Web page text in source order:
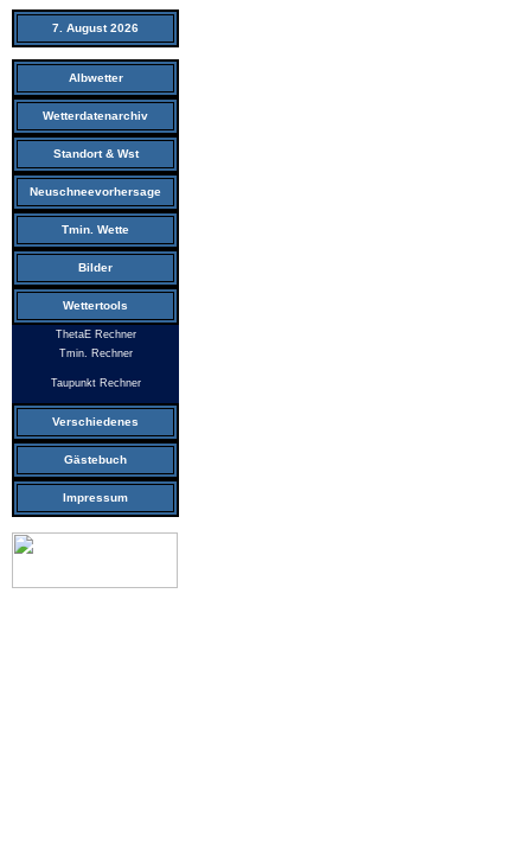
7. August 2026
Albwetter
Wetterdatenarchiv
Standort & Wst
Neuschneevorhersage
Tmin. Wette
Bilder
Wettertools
ThetaE Rechner
Tmin. Rechner
Taupunkt Rechner
Verschiedenes
Gästebuch
Impressum